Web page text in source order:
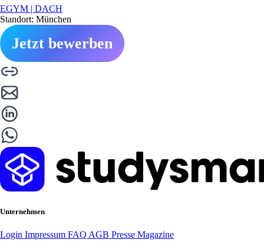
EGYM | DACH
Standort: München
Jetzt bewerben
Unternehmen
Login Impressum FAQ AGB Presse Magazine